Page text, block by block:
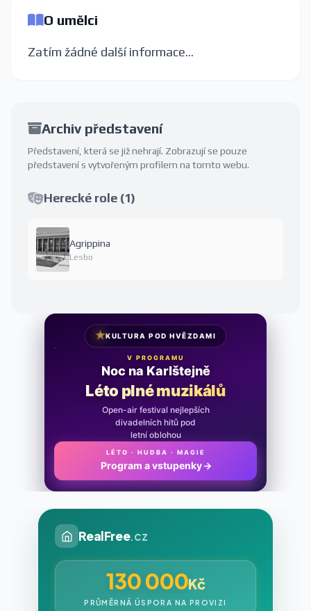
O umělci
Zatím žádné další informace...
Archiv představení
Představení, která se již nehrají. Zobrazují se pouze
představení s vytvořeným profilem na tomto webu.
Herecké role (1)
Agrippina
Lesbo
★KULTURA POD HVĚZDAMI
V PROGRAMU
Noc na Karlštejně
Léto plné muzikálů
Open-air festival nejlepších
divadelních hitů pod
letní oblohou
LÉTO · HUDBA · MAGIE
Program a vstupenky→
RealFree.cz
130 000Kč
PRŮMĚRNÁ ÚSPORA NA PROVIZI